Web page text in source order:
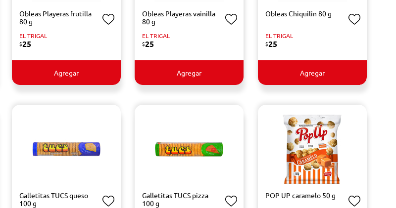
Obleas Playeras frutilla
80 g
EL TRIGAL
$25
Agregar
Obleas Playeras vainilla
80 g
EL TRIGAL
$25
Agregar
Obleas Chiquilin 80 g
EL TRIGAL
$25
Agregar
Galletitas TUCS queso
100 g
Galletitas TUCS pizza
100 g
POP UP caramelo 50 g